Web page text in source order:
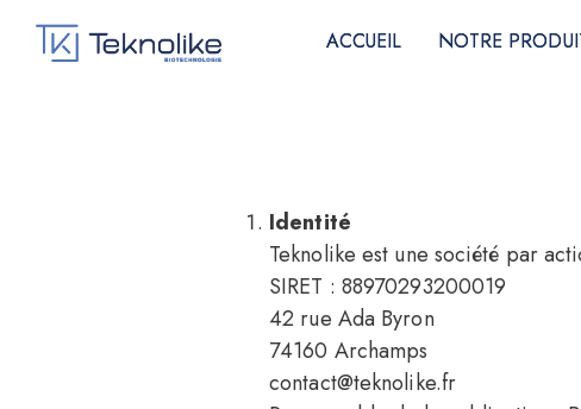
ACCUEIL NOTRE
ACCUEIL NOTRE
Identité
Teknolike est une société par
SIRET : 88970293200019
42 rue Ada Byron
74160 Archamps
contact@teknolike.fr